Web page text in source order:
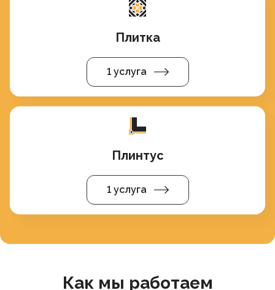
Плитка
1 услуга
Плинтус
1 услуга
Как мы работаем